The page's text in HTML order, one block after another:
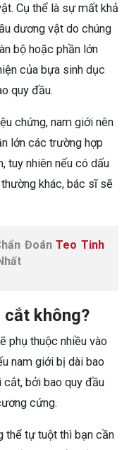
Cụ thể là sự mất khả
dương vật do chúng
bộ hoặc phần lớn
của bựa sinh dục
quy đầu.
chứng, nam giới nên
lớn các trường hợp
tuy nhiên nếu có dấu
khác, bác sĩ sẽ
ĐoánTeo Tinh
cắt không?
phụ thuộc nhiều vào
nam giới bị dài bao
cắt, bởi bao quy đầu
cứng.
thể tự tuột thì bạn cần